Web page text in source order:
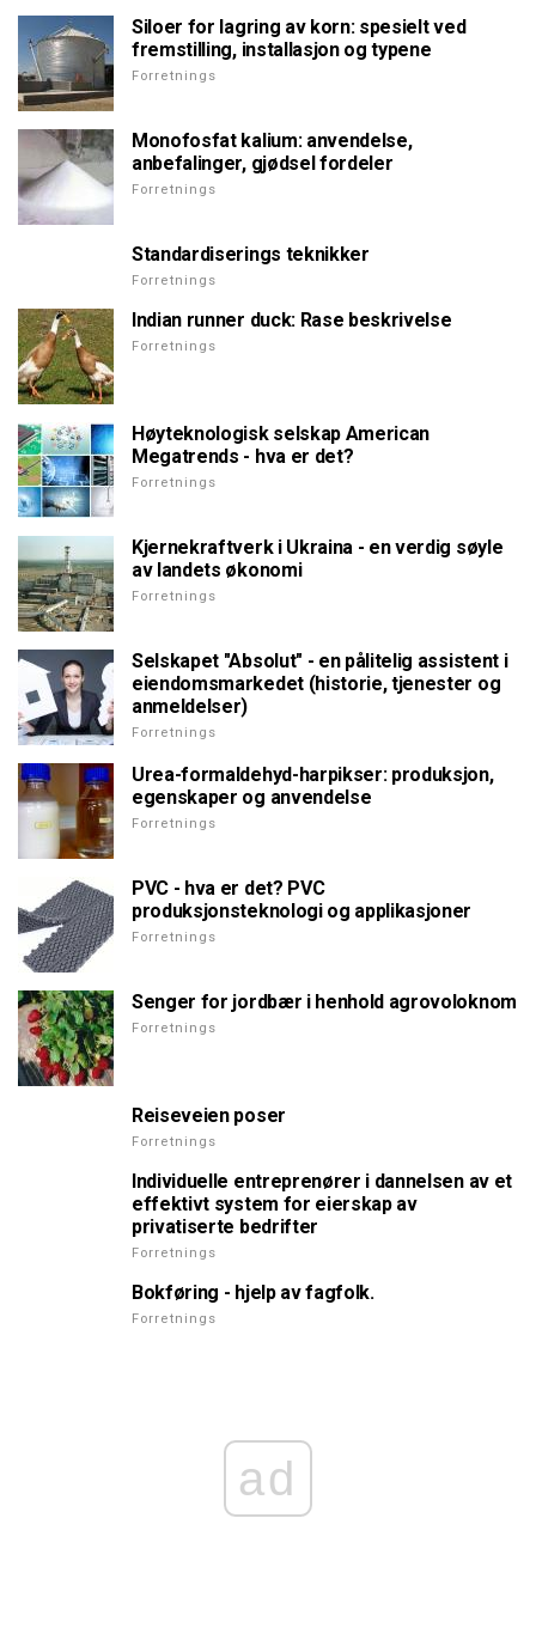
Siloer for lagring av korn: spesielt ved
fremstilling, installasjon og typene
Forretnings
Monofosfat kalium: anvendelse,
anbefalinger, gjødsel fordeler
Forretnings
Standardiserings teknikker
Forretnings
Indian runner duck: Rase beskrivelse
Forretnings
Høyteknologisk selskap American
Megatrends - hva er det?
Forretnings
Kjernekraftverk i Ukraina - en verdig søyle
av landets økonomi
Forretnings
Selskapet "Absolut" - en pålitelig assistent i
eiendomsmarkedet (historie, tjenester og
anmeldelser)
Forretnings
Urea-formaldehyd-harpikser: produksjon,
egenskaper og anvendelse
Forretnings
PVC - hva er det? PVC
produksjonsteknologi og applikasjoner
Forretnings
Senger for jordbær i henhold agrovoloknom
Forretnings
Reiseveien poser
Forretnings
Individuelle entreprenører i dannelsen av et
effektivt system for eierskap av
privatiserte bedrifter
Forretnings
Bokføring - hjelp av fagfolk.
Forretnings
ad